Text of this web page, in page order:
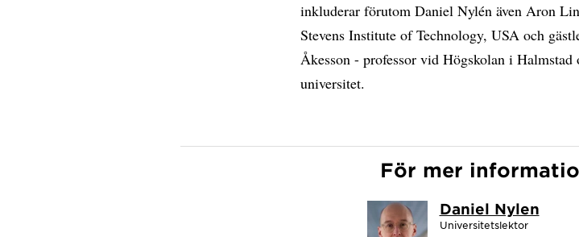
inkluderar förutom Daniel Nylén även Aron
Stevens Institute of Technology, USA och
Åkesson - professor vid Högskolan i Halmstad
universitet.
För mer
Daniel Nylen
Universitetslektor